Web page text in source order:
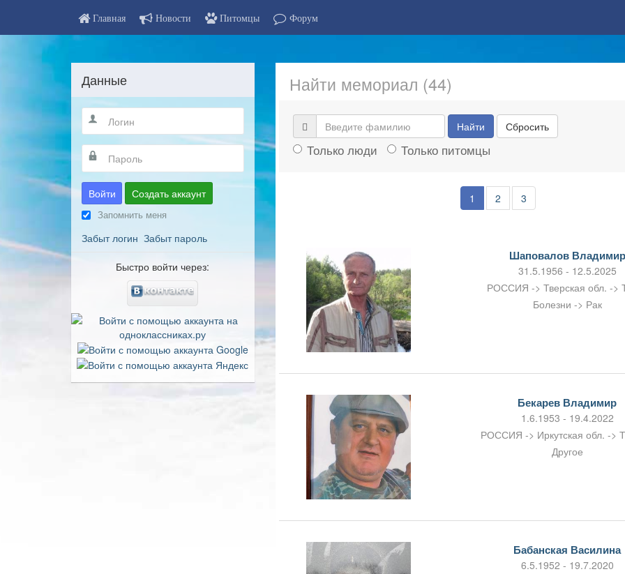
Главная Новости Питомцы Форум
Найти мемориал (44)
Найти Сбросить
Только люди Только питомцы
1 2 3
Шаповалов Владимир
31.5.1956 - 12.5.2025
РОССИЯ -> Тверская обл. ->
Болезни -> Рак
Бекарев Владимир
1.6.1953 - 19.4.2022
РОССИЯ -> Иркутская обл. ->
Другое
Бабанская Василина
6.5.1952 - 19.7.2020
Данные
Войти Создать аккаунт
Запомнить меня
Забыт логин Забыт пароль
Быстро войти через: